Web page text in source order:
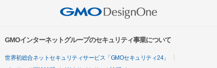
GMOインターネットグループのセキュリティ事業について
世界初総合ネットセキュリティサービス「GMOセキュリティ24」